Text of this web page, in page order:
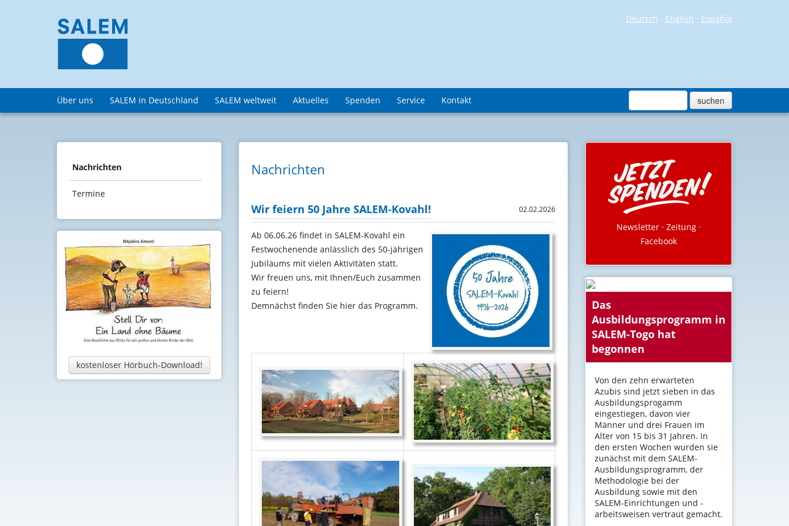
Deutsch · English · Español
Über uns SALEM in Deutschland SALEM weltweit Aktuelles Spenden Service Kontakt
Nachrichten
Termine
kostenloser Hörbuch-Download!
Nachrichten
Wir feiern 50 Jahre SALEM-Kovahl! 02.02.2026
Ab 06.06.26 findet in SALEM-Kovahl ein
Festwochenende anlässlich des 50-jährigen
Jubiläums mit vielen Aktivitäten statt.
Wir freuen uns, mit Ihnen/Euch zusammen
zu feiern!
Demnächst finden Sie hier das Programm.
Newsletter · Zeitung ·
Facebook
Das
Ausbildungsprogramm in
SALEM-Togo hat
begonnen
Von den zehn erwarteten
Azubis sind jetzt sieben in das
Ausbildungsprogamm
eingestiegen, davon vier
Männer und drei Frauen im
Alter von 15 bis 31 Jahren. In
den ersten Wochen wurden sie
zunächst mit dem SALEM-
Ausbildungsprogramm, der
Methodologie bei der
Ausbildung sowie mit den
SALEM-Einrichtungen und -
arbeitsweisen vertraut gemacht.